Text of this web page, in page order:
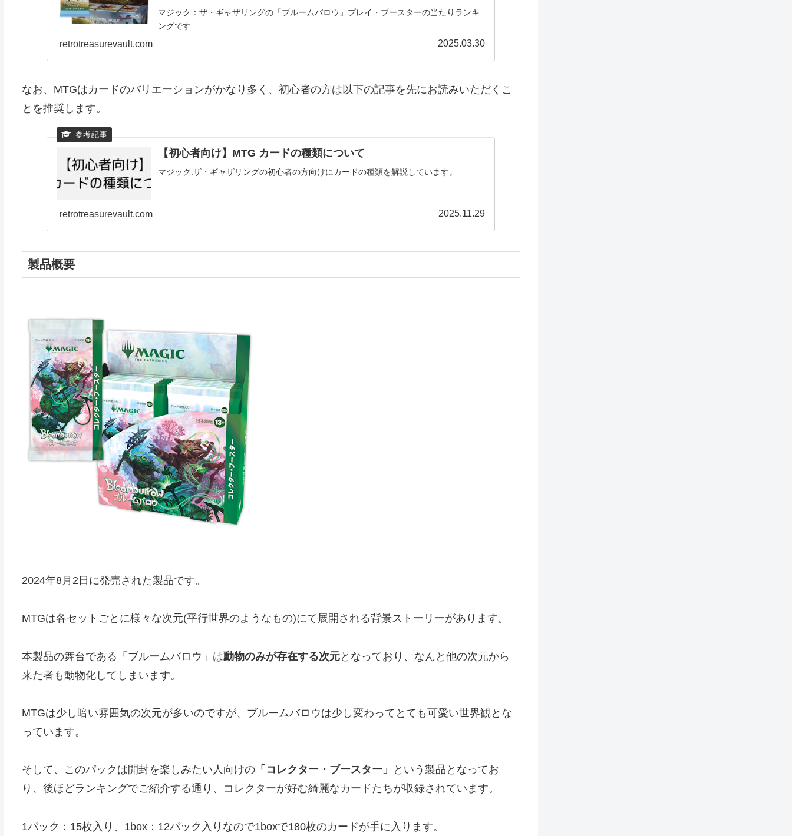
マジック：ザ・ギャザリングの「ブルームバロウ」プレイ・ブースターの当たりランキ
ングです
retrotreasurevault.com 2025.03.30
なお、MTGはカードのバリエーションがかなり多く、初心者の方は以下の記事を先にお読みいただくこ
とを推奨します。
【初心者向け】MTG カードの種類について
マジック:ザ・ギャザリングの初心者の方向けにカードの種類を解説しています。
retrotreasurevault.com 2025.11.29
製品概要
2024年8月2日に発売された製品です。
MTGは各セットごとに様々な次元(平行世界のようなもの)にて展開される背景ストーリーがあります。
本製品の舞台である「ブルームバロウ」は動物のみが存在する次元となっており、なんと他の次元から
来た者も動物化してしまいます。
MTGは少し暗い雰囲気の次元が多いのですが、ブルームバロウは少し変わってとても可愛い世界観とな
っています。
そして、このパックは開封を楽しみたい人向けの「コレクター・ブースター」
という製品となってお
り、後ほどランキングでご紹介する通り、コレクターが好む綺麗なカードたちが収録されています。
1パック：15枚入り、1box：12パック入りなので1boxで180枚のカードが手に入ります。